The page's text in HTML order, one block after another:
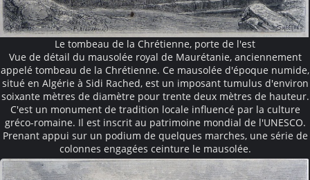
Le tombeau de la Chrétienne, porte de l'est
Vue de détail du mausolée royal de Maurétanie, anciennement
appelé tombeau de la Chrétienne. Ce mausolée d'époque numide,
situé en Algérie à Sidi Rached, est un imposant tumulus d'environ
soixante mètres de diamètre pour trente deux mètres de hauteur.
C'est un monument de tradition locale influencé par la culture
gréco-romaine. Il est inscrit au patrimoine mondial de l'UNESCO.
Prenant appui sur un podium de quelques marches, une série de
colonnes engagées ceinture le mausolée.